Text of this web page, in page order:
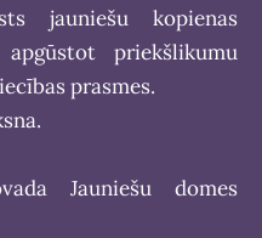
jauniešu kopienas
priekšlikumu
prasmes.
Jauniešu domes